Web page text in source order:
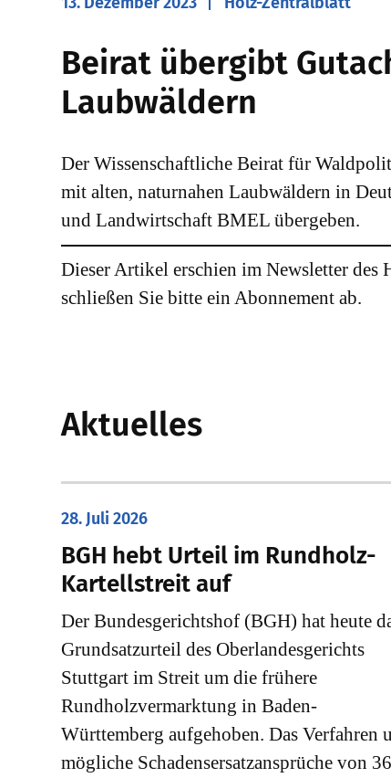
Beirat übergibt
Laubwäldern
Der Wissenschaftliche Beirat für
mit alten, naturnahen Laubwäldern in
und Landwirtschaft BMEL übergeben.
Dieser Artikel erschien im Newsletter
schließen Sie bitte ein Abonnement ab.
Aktuelles
28. Juli 2026
​BGH hebt Urteil im Rundholz-
Kartellstreit auf
Der Bundesgerichtshof (BGH) hat heute
Grundsatzurteil des Oberlandesgerichts
Stuttgart im Streit um die frühere
Rundholzvermarktung in Baden-
Württemberg aufgehoben. Das Verfahren
mögliche Schadensersatzansprüche von 36